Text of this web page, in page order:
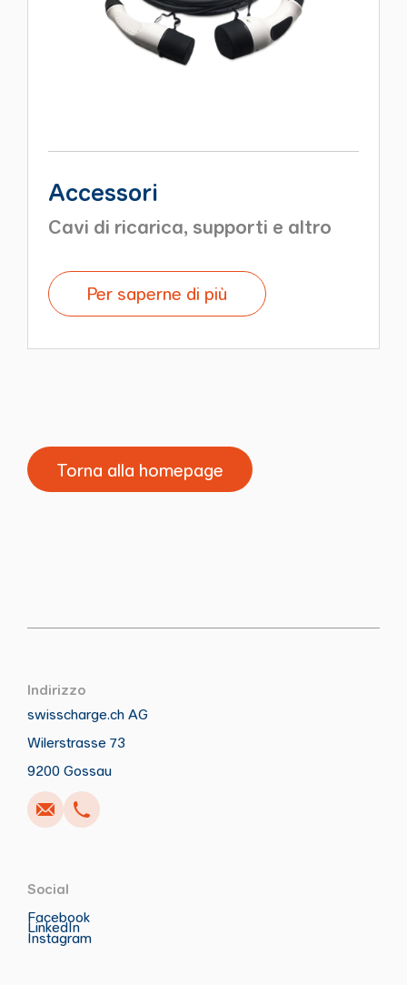
Accessori
Cavi di ricarica, supporti e altro
Per saperne di più
Torna alla homepage
Indirizzo
swisscharge.ch AG
Wilerstrasse 73
9200 Gossau
Schreiben Copia
Anrufen Copia
Social
Facebook
LinkedIn
Instagram